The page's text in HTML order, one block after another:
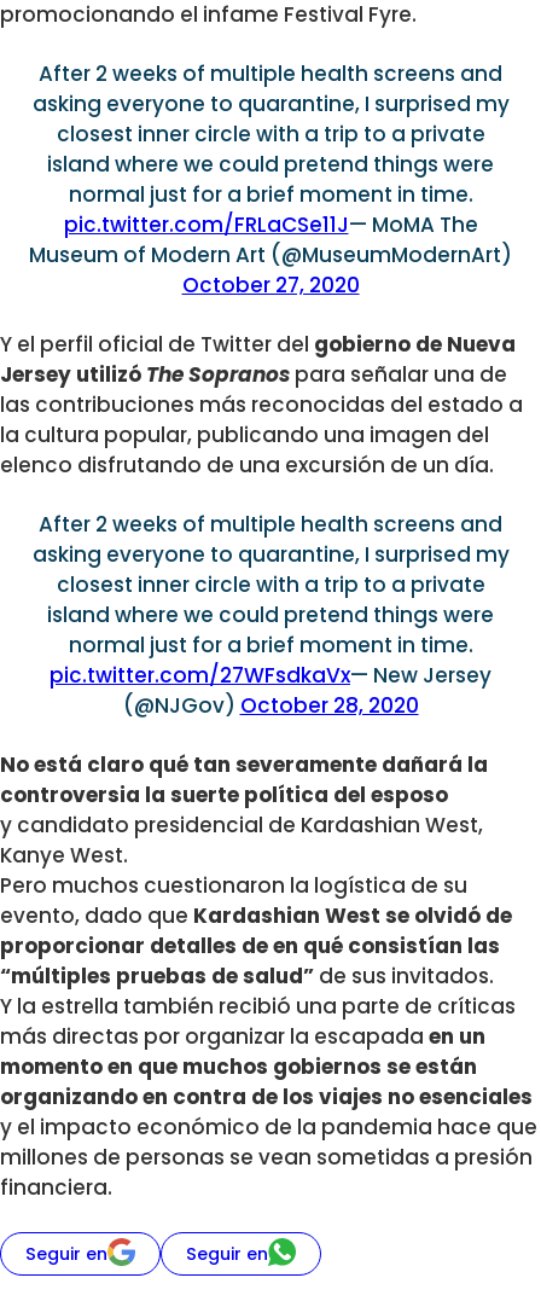
promocionando el infame Festival Fyre.
After 2 weeks of multiple health screens and
asking everyone to quarantine, I surprised my
closest inner circle with a trip to a private
island where we could pretend things were
normal just for a brief moment in time.
pic.twitter.com/FRLaCSe11J— MoMA The
Museum of Modern Art (@MuseumModernArt)
October 27, 2020
Y el perfil oficial de Twitter del gobierno de Nueva
Jersey utilizó The Sopranos para señalar una de
las contribuciones más reconocidas del estado a
la cultura popular, publicando una imagen del
elenco disfrutando de una excursión de un día.
After 2 weeks of multiple health screens and
asking everyone to quarantine, I surprised my
closest inner circle with a trip to a private
island where we could pretend things were
normal just for a brief moment in time.
pic.twitter.com/27WFsdkaVx— New Jersey
(@NJGov) October 28, 2020
No está claro qué tan severamente dañará la
controversia la suerte política del esposo
y candidato presidencial de Kardashian West,
Kanye West.
Pero muchos cuestionaron la logística de su
evento, dado que Kardashian West se olvidó de
proporcionar detalles de en qué consistían las
“múltiples pruebas de salud” de sus invitados.
Y la estrella también recibió una parte de críticas
más directas por organizar la escapada en un
momento en que muchos gobiernos se están
organizando en contra de los viajes no esenciales
y el impacto económico de la pandemia hace que
millones de personas se vean sometidas a presión
financiera.
Seguir en Seguir en